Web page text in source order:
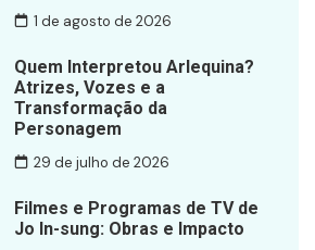
1 de agosto de 2026
Quem Interpretou Arlequina?
Atrizes, Vozes e a
Transformação da
Personagem
29 de julho de 2026
Filmes e Programas de TV de
Jo In-sung: Obras e Impacto